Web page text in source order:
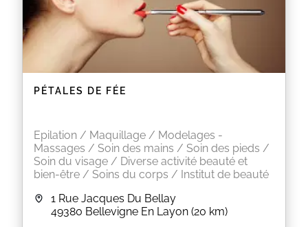
PÉTALES DE FÉE
Epilation / Maquillage / Modelages -
Massages / Soin des mains / Soin des pieds /
Soin du visage / Diverse activité beauté et
bien-être / Soins du corps / Institut de beauté
1 Rue Jacques Du Bellay
49380 Bellevigne En Layon (20 km)